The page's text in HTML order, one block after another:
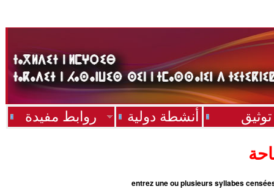
روابط مفيدة أنشطة دولية توثيق
entrez une ou plusieurs syllabes